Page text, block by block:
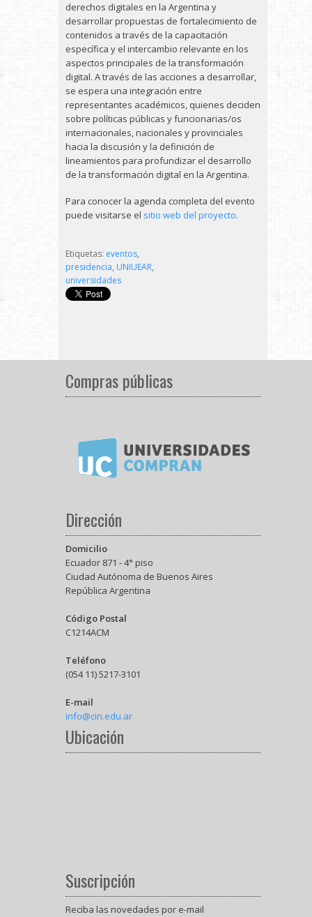
derechos digitales en la Argentina y
desarrollar propuestas de fortalecimiento de
contenidos a través de la capacitación
específica y el intercambio relevante en los
aspectos principales de la transformación
digital. A través de las acciones a desarrollar,
se espera una integración entre
representantes académicos, quienes deciden
sobre políticas públicas y funcionarias/os
internacionales, nacionales y provinciales
hacia la discusión y la definición de
lineamientos para profundizar el desarrollo
de la transformación digital en la Argentina.
Para conocer la agenda completa del evento
puede visitarse el sitio web del proyecto.
Etiquetas: eventos,
presidencia, UNIUEAR,
universidades
Compras públicas
Dirección
Domicilio
Ecuador 871 - 4° piso
Ciudad Autónoma de Buenos Aires
República Argentina
Código Postal
C1214ACM
Teléfono
(054 11) 5217-3101
E-mail
info@cin.edu.ar
Ubicación
Suscripción
Reciba las novedades por e-mail